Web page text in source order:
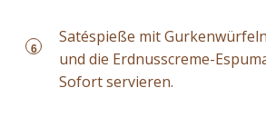
6
Satéspieße mit
und die Erdnusscreme-
Sofort servieren.